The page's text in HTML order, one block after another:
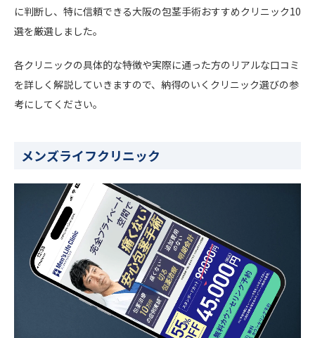
に判断し、特に信頼できる大阪の包茎手術おすすめクリニック10
選を厳選しました。
各クリニックの具体的な特徴や実際に通った方のリアルな口コミ
を詳しく解説していきますので、納得のいくクリニック選びの参
考にしてください。
メンズライフクリニック